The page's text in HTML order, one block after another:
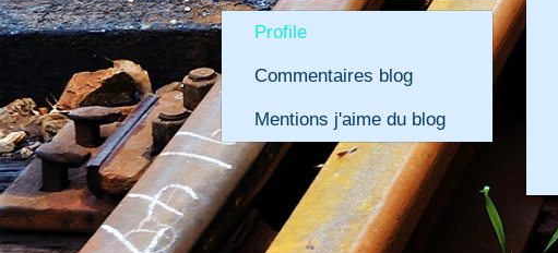
Profile
Commentaires blog
Mentions j'aime du blog